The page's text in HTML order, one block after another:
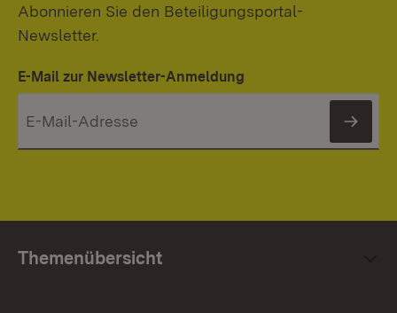
Abonnieren Sie den Beteiligungsportal-
Newsletter.
E-Mail zur Newsletter-Anmeldung
Themenübersicht